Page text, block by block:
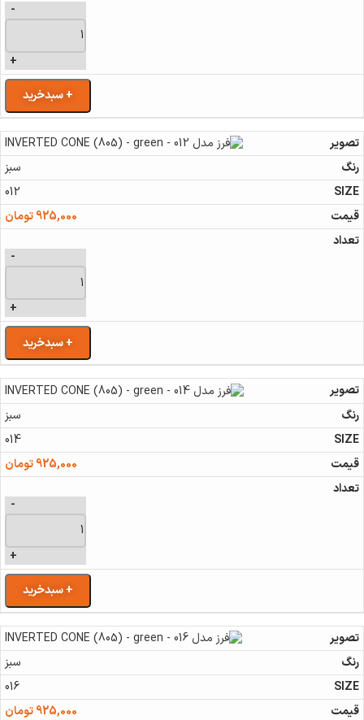
-
+
+ سبدخرید
سبز
012
925,000تومان
-
+
+ سبدخرید
سبز
014
925,000تومان
-
+
+ سبدخرید
سبز
016
925,000تومان